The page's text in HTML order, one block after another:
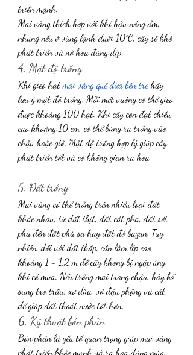
triển mạnh.
Mai vàng thích hợp với khí hậu nóng ẩm,
nhưng nếu ở vùng lạnh dưới 10°C, cây sẽ khó
phát triển và nở hoa đúng dịp.
4. Mật độ trồng
Khi gieo hạt mai vàng quê dừa bến tre hãy
lưu ý mật độ trồng. Mỗi mét vuông có thể gieo
được khoảng 100 hạt. Khi cây con đạt chiều
cao khoảng 10 cm, có thể bứng ra trồng vào
chậu hoặc giỏ. Mật độ trồng hợp lý giúp cây
phát triển tốt và có không gian ra hoa.
5. Đất trồng
Mai vàng có thể trồng trên nhiều loại đất
khác nhau, từ đất thịt, đất cát pha, đất sét
pha đến đất phù sa hay đất đỏ bazan. Tuy
nhiên, đối với đất thấp, cần làm líp cao
khoảng 1 - 1,2 m để cây không bị ngập úng
khi có mưa. Nếu trồng mai trong chậu, hãy bổ
sung tro trấu, xơ dừa, vỏ đậu phộng và cát
để giúp đất thoát nước tốt hơn.
6. Kỹ thuật bón phân
Bón phân là yếu tố quan trọng giúp mai vàng
phát triển khỏe mạnh và ra hoa đúng mùa.